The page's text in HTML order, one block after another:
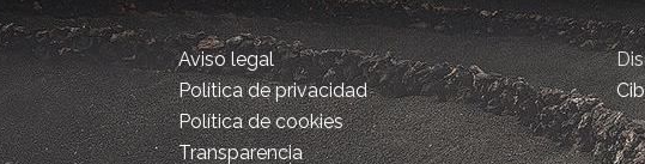
Aviso legal
Política de privacidad
Política de cookies
Transparencia